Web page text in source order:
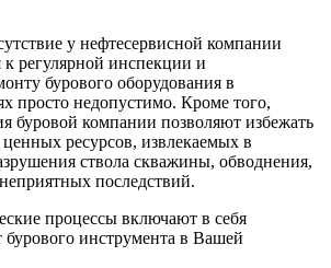
у нефтесервисной компании
регулярной инспекции и
бурового оборудования в
просто недопустимо. Кроме того,
буровой компании позволяют избежать
ресурсов, извлекаемых в
ствола скважины, обводнения,
последствий.
процессы включают в себя
инструмента в Вашей